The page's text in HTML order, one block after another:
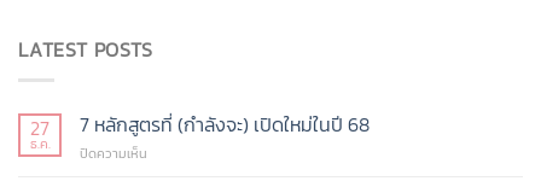
LATEST POSTS
27
ธ.ค.
7 หลักสูตรที่ (กำลังจะ) เปิดใหม่ในปี 68
ปิดความเห็น